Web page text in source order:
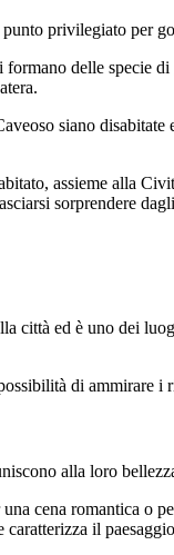
punto privilegiato per
delle specie
siano
assieme alla
sorprendere
città ed è uno dei
di ammirare
alla loro
cena romantica o
il